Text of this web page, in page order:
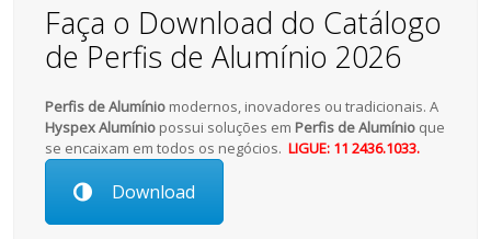
Faça o Download do Catálogo
de Perfis de Alumínio 2026
Perfis de Alumínio modernos, inovadores ou tradicionais. A
Hyspex Alumínio possui soluções em Perfis de Alumínio que
se encaixam em todos os negócios.LIGUE: 11 2436.1033.
Download